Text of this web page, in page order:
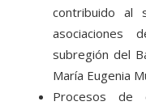
contribuido al
asociaciones
subregión del
María Eugenia
Procesos de